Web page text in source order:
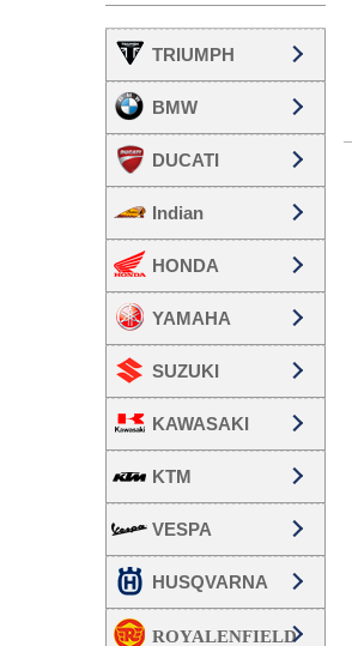
TRIUMPH
BMW
DUCATI
Indian
HONDA
YAMAHA
SUZUKI
KAWASAKI
KTM
VESPA
HUSQVARNA